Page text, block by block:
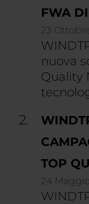
FWA
23
nuova
Quality
TOP
24